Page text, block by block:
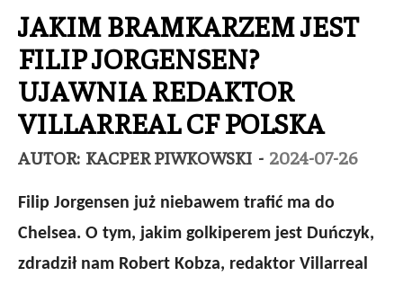
JAKIM BRAMKARZEM JEST
FILIP JORGENSEN?
UJAWNIA REDAKTOR
VILLARREAL CF POLSKA
AUTOR: KACPER PIWKOWSKI - 2024-07-26
Filip Jorgensen już niebawem trafić ma do
Chelsea. O tym, jakim golkiperem jest Duńczyk,
zdradził nam Robert Kobza, redaktor Villarreal